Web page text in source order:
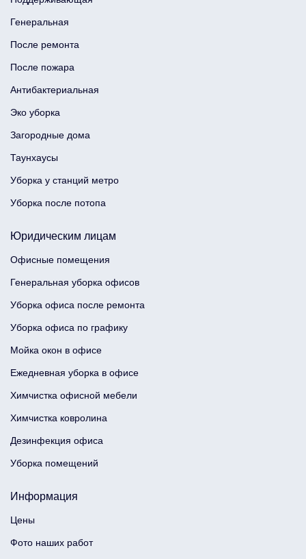
Генеральная
После ремонта
После пожара
Антибактериальная
Эко уборка
Загородные дома
Таунхаусы
Уборка у станций метро
Уборка после потопа
Юридическим лицам
Офисные помещения
Генеральная уборка офисов
Уборка офиса после ремонта
Уборка офиса по графику
Мойка окон в офисе
Ежедневная уборка в офисе
Химчистка офисной мебели
Химчистка ковролина
Дезинфекция офиса
Уборка помещений
Информация
Цены
Фото наших работ